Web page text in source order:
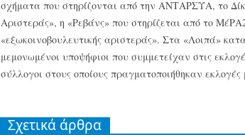
σχήματα που στηρίζονται από την ΑΝΤΑΡΣΥΑ, το
Αριστεράς», η «Ρεβάνς» που στηρίζεται από το
«εξωκοινοβουλευτικής αριστεράς». Στα «Λοιπά»
μεμονωμένοι υποψήφιοι που συμμετείχαν στις
σύλλογοι στους οποίους πραγματοποιήθηκαν εκλογές
Σχετικά άρθρα